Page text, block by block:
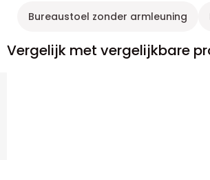
Bureaustoel zonder armleuning
Vergelijk met vergelijkbare